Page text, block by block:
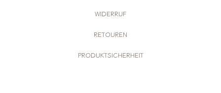
WIDERRUF
RETOUREN
PRODUKTSICHERHEIT